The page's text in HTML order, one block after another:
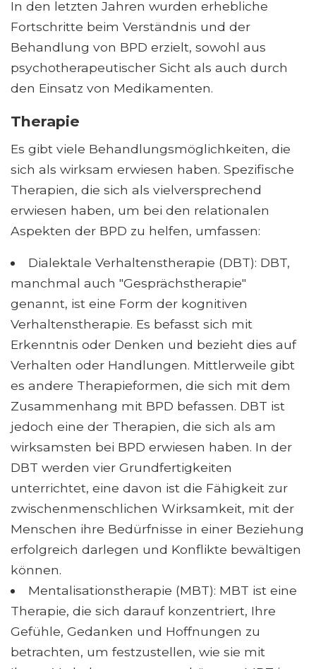
In den letzten Jahren wurden erhebliche
Fortschritte beim Verständnis und der
Behandlung von BPD erzielt, sowohl aus
psychotherapeutischer Sicht als auch durch
den Einsatz von Medikamenten.
Therapie
Es gibt viele Behandlungsmöglichkeiten, die
sich als wirksam erwiesen haben. Spezifische
Therapien, die sich als vielversprechend
erwiesen haben, um bei den relationalen
Aspekten der BPD zu helfen, umfassen:
Dialektale Verhaltenstherapie (DBT): DBT,
manchmal auch "Gesprächstherapie"
genannt, ist eine Form der kognitiven
Verhaltenstherapie. Es befasst sich mit
Erkenntnis oder Denken und bezieht dies auf
Verhalten oder Handlungen. Mittlerweile gibt
es andere Therapieformen, die sich mit dem
Zusammenhang mit BPD befassen. DBT ist
jedoch eine der Therapien, die sich als am
wirksamsten bei BPD erwiesen haben. In der
DBT werden vier Grundfertigkeiten
unterrichtet, eine davon ist die Fähigkeit zur
zwischenmenschlichen Wirksamkeit, mit der
Menschen ihre Bedürfnisse in einer Beziehung
erfolgreich darlegen und Konflikte bewältigen
können.
Mentalisationstherapie (MBT): MBT ist eine
Therapie, die sich darauf konzentriert, Ihre
Gefühle, Gedanken und Hoffnungen zu
betrachten, um festzustellen, wie sie mit